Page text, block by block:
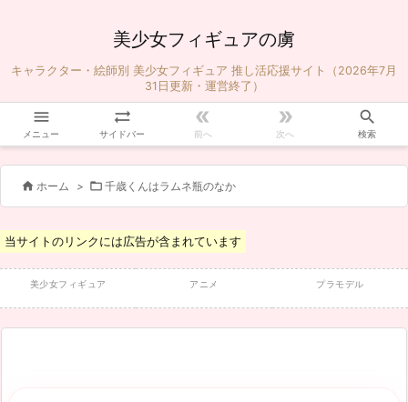
美少女フィギュアの虜
キャラクター・絵師別 美少女フィギュア 推し活応援サイト（2026年7月
31日更新・運営終了）

メニュー

サイドバー

前へ

次へ

検索
 ホーム >  千歳くんはラムネ瓶のなか
当サイトのリンクには広告が含まれています
美少女フィギュア アニメ プラモデル